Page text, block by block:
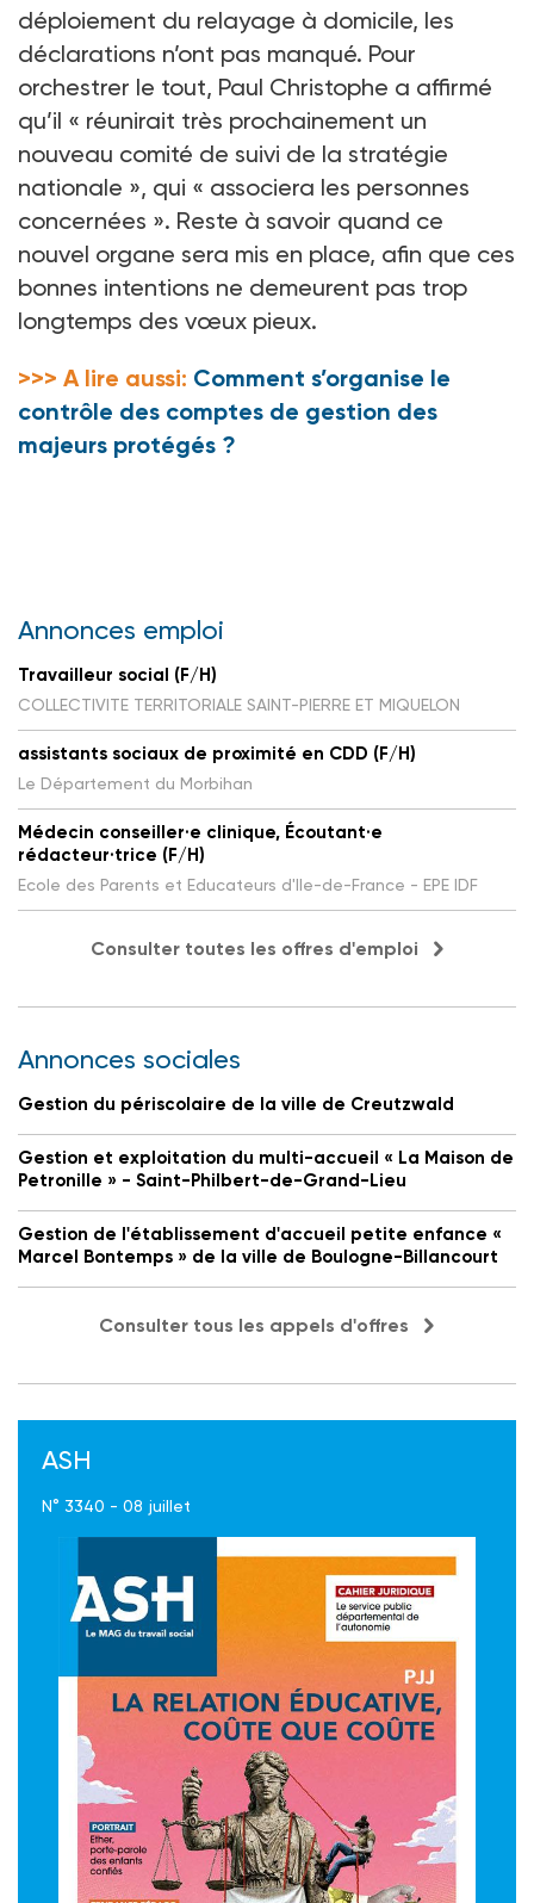
déploiement du relayage à domicile, les
déclarations n’ont pas manqué. Pour
orchestrer le tout, Paul Christophe a affirmé
qu’il « réunirait très prochainement un
nouveau comité de suivi de la stratégie
nationale », qui « associera les personnes
concernées ». Reste à savoir quand ce
nouvel organe sera mis en place, afin que ces
bonnes intentions ne demeurent pas trop
longtemps des vœux pieux.
>>> A lire aussi: Comment s’organise le
contrôle des comptes de gestion des
majeurs protégés ?
Annonces emploi
Travailleur social (F/H)
COLLECTIVITE TERRITORIALE SAINT-PIERRE ET MIQUELON
assistants sociaux de proximité en CDD (F/H)
Le Département du Morbihan
Médecin conseiller·e clinique, Écoutant·e
rédacteur·trice (F/H)
Ecole des Parents et Educateurs d'Ile-de-France - EPE IDF
Consulter toutes les offres d'emploi
Annonces sociales
Gestion du périscolaire de la ville de Creutzwald
Gestion et exploitation du multi-accueil « La Maison de
Petronille » - Saint-Philbert-de-Grand-Lieu
Gestion de l'établissement d'accueil petite enfance «
Marcel Bontemps » de la ville de Boulogne-Billancourt
Consulter tous les appels d'offres
ASH
N° 3340 - 08 juillet